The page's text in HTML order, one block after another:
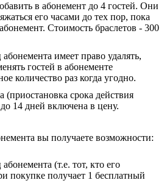
в абонемент до 4 гостей. Они
его часами до тех пор, пока
Стоимость браслетов - 300
имеет право удалять,
гостей в абонементе
количество раз когда угодно.
(приостановка срока действия
14 дней включена в цену.
вы получаете возможности:
(т.е. тот, кто его
покупке получает 1 бесплатный